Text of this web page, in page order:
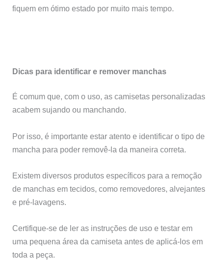
fiquem em ótimo estado por muito mais tempo.
Dicas para identificar e remover manchas
É comum que, com o uso, as camisetas personalizadas
acabem sujando ou manchando.
Por isso, é importante estar atento e identificar o tipo de
mancha para poder removê-la da maneira correta.
Existem diversos produtos específicos para a remoção
de manchas em tecidos, como removedores, alvejantes
e pré-lavagens.
Certifique-se de ler as instruções de uso e testar em
uma pequena área da camiseta antes de aplicá-los em
toda a peça.